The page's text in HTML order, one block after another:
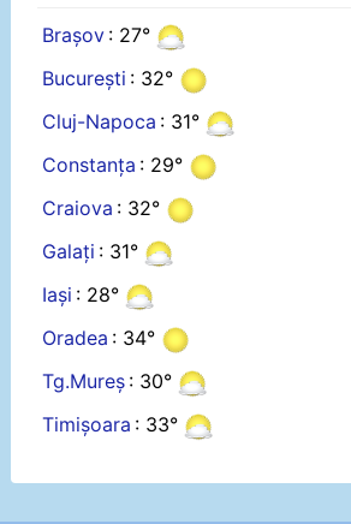
Brașov : 27°
București : 32°
Cluj-Napoca : 31°
Constanța : 29°
Craiova : 32°
Galați : 31°
Iași : 28°
Oradea : 34°
Tg.Mureș : 30°
Timișoara : 33°